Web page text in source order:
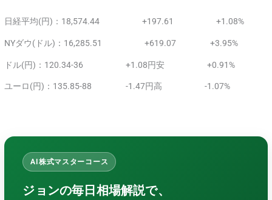
日経平均(円)：18,574.44 +197.61 +1.08%
NYダウ(ドル)：16,285.51 +619.07 +3.95%
ドル(円)：120.34-36 +1.08円安 +0.91%
ユーロ(円)：135.85-88 -1.47円高 -1.07%
AI株式マスターコース
ジョンの毎日相場解説で、